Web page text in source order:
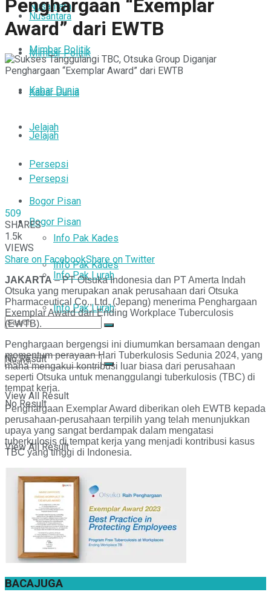
Nusantara
Mimbar Politik
Kabar Dunia
Jelajah
Persepsi
Bogor Pisan
Info Pak Kades
Info Pak Lurah
No Result
View All Result
Nusantara
Mimbar Politik
Kabar Dunia
Jelajah
Persepsi
Bogor Pisan
Info Pak Kades
Info Pak Lurah
No Result
View All Result
Penghargaan “Exemplar
Award” dari EWTB
509
SHARES
1.5k
VIEWS
Share on FacebookShare on Twitter
JAKARTA– PT Otsuka Indonesia dan PT Amerta Indah
Otsuka yang merupakan anak perusahaan dari Otsuka
Pharmaceutical Co., Ltd. (Jepang) menerima Penghargaan
Exemplar Award dari Ending Workplace Tuberculosis
(EWTB).
Penghargaan bergengsi ini diumumkan bersamaan dengan
momentum perayaan Hari Tuberkulosis Sedunia 2024, yang
mana mengakui kontribusi luar biasa dari perusahaan
seperti Otsuka untuk menanggulangi tuberkulosis (TBC) di
tempat kerja.
Penghargaan Exemplar Award diberikan oleh EWTB kepada
perusahaan-perusahaan terpilih yang telah menunjukkan
upaya yang sangat berdampak dalam mengatasi
tuberkulosis di tempat kerja yang menjadi kontribusi kasus
TBC yang tinggi di Indonesia.
BACAJUGA